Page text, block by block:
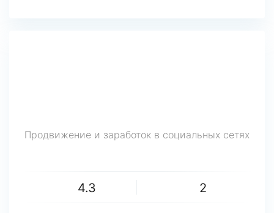
Продвижение и заработок в социальных сетях
4.3 2